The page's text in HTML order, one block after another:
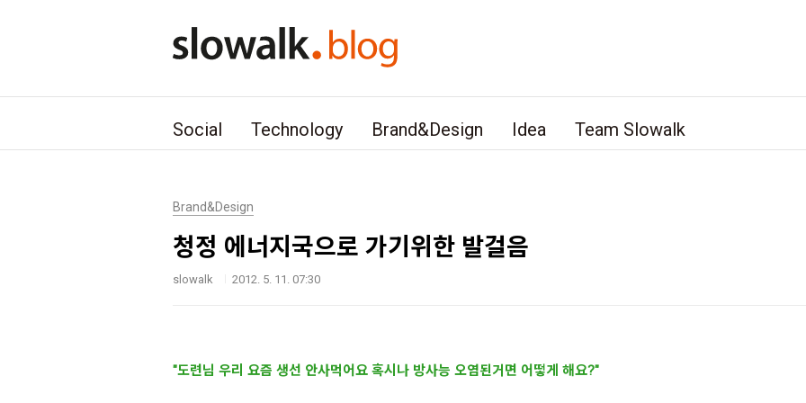
Social Technology Brand&Design Idea Team Slowalk
Brand&Design
청정 에너지국으로 가기위한 발걸음
slowalk 2012. 5. 11. 07:30
"도련님 우리 요즘 생선 안사먹어요 혹시나 방사능 오염된거면 어떻게 해요?"